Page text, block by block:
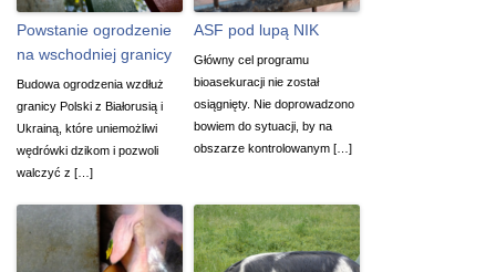
Powstanie ogrodzenie
na wschodniej granicy
Budowa ogrodzenia wzdłuż
granicy Polski z Białorusią i
Ukrainą, które uniemożliwi
wędrówki dzikom i pozwoli
walczyć z […]
ASF pod lupą NIK
Główny cel programu
bioasekuracji nie został
osiągnięty. Nie doprowadzono
bowiem do sytuacji, by na
obszarze kontrolowanym […]